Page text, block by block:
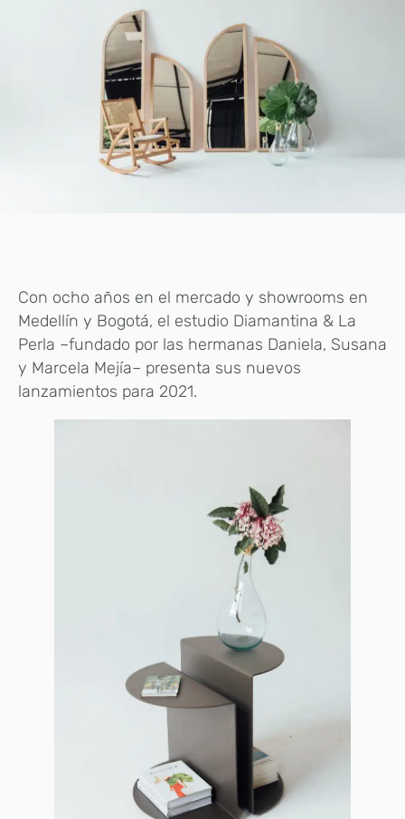
Con ocho años en el mercado y showrooms en
Medellín y Bogotá, el estudio Diamantina & La
Perla –fundado por las hermanas Daniela, Susana
y Marcela Mejía– presenta sus nuevos
lanzamientos para 2021.